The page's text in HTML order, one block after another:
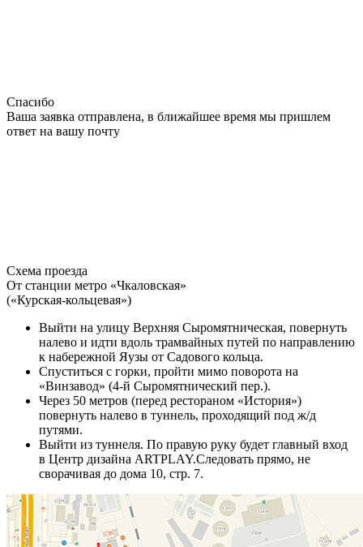
Спасибо
Ваша заявка отправлена, в ближайшее время мы пришлем
ответ на вашу почту
Схема проезда
От станции метро «Чкаловская»
(«Курская-кольцевая»)
Выйти на улицу Верхняя Сыромятническая, повернуть
налево и идти вдоль трамвайных путей по направлению
к набережной Яузы от Садового кольца.
Спуститься с горки, пройти мимо поворота на
«Винзавод» (4-й Сыромятнический пер.).
Через 50 метров (перед рестораном «История»)
повернуть налево в туннель, проходящий под ж/д
путями.
Выйти из туннеля. По правую руку будет главный вход
в Центр дизайна ARTPLAY.Следовать прямо, не
сворачивая до дома 10, стр. 7.